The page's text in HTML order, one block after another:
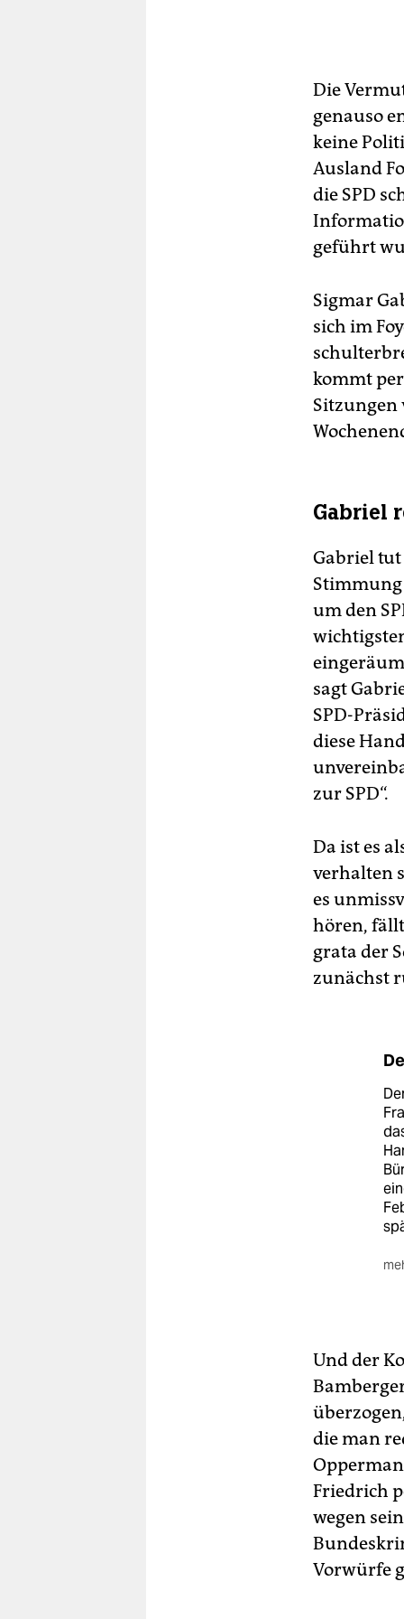
Die
genauso
keine
Ausland
die SPD
geführt
Sigmar
sich im
kommt
Sitzungen
Gabriel
Gabriel
Stimmung
um den
sagt
SPD-
diese
zur SPD“.
Da ist es
verhalten
es
hören,
grata der
zunächst
Und der
die man
Friedrich
wegen
Vorwürfe